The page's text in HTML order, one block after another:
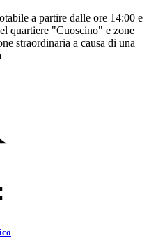
a partire dalle ore 14:00 e
quartiere "Cuoscino" e zone
straordinaria a causa di una